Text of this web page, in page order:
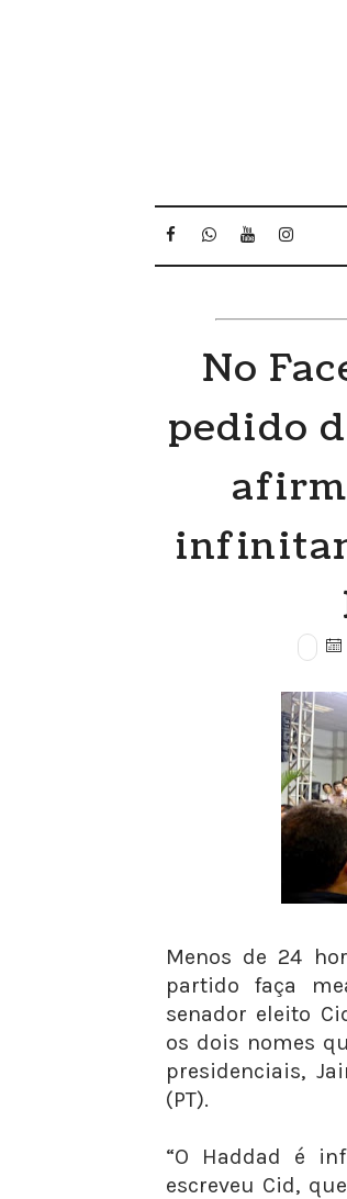
No
pedido
Menos de 24
partido faça
senador eleito
os dois nomes
presidenciais,
(PT).
“O Haddad é
escreveu Cid,